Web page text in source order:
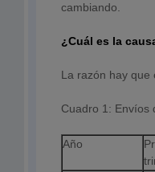
cambiando.
¿Cuál es la
La razón hay
Cuadro 1: Envíos
Año